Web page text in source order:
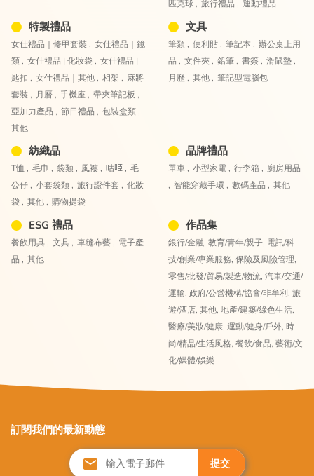
匹克球 , 旅行禮品 , 運動禮品
特製禮品
女仕禮品｜修甲套裝 , 女仕禮品｜鏡
類 , 女仕禮品 | 化妝袋 , 女仕禮品 |
匙扣 , 女仕禮品｜其他 , 相架 , 麻將
套裝 , 月曆 , 手機座 , 帶夾筆記板 ,
亞加力產品 , 節日禮品 , 包裝盒類 ,
其他
文具
筆類 , 便利貼 , 筆記本 , 辦公桌上用
品 , 文件夾 , 鉛筆 , 書簽 , 滑鼠墊 ,
月歷 , 其他 , 筆記型電腦包
紡織品
T恤 , 毛巾 , 袋類 , 風褸 , 咕𠱸 , 毛
公仔 , 小套袋類 , 旅行證件套 , 化妝
袋 , 其他 , 購物提袋
品牌禮品
單車 , 小型家電 , 行李箱 , 廚房用品
, 智能穿戴手環 , 數碼產品 , 其他
ESG 禮品
餐飲用具 , 文具 , 車縫布藝 , 電子產
品 , 其他
作品集
銀行/金融, 教育/青年/親子, 電訊/科
技/創業/專業服務, 保險及風險管理,
零售/批發/貿易/製造/物流, 汽車/交通/
運輸, 政府/公營機構/協會/非牟利, 旅
遊/酒店, 其他, 地產/建築/綠色生活,
醫療/美妝/健康, 運動/健身/戶外, 時
尚/精品/生活風格, 餐飲/食品, 藝術/文
化/媒體/娛樂
訂閱我們的最新動態
提交